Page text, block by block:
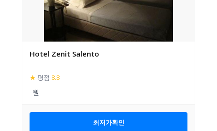
Hotel Zenit Salento
★ 평점 8.8
최저가확인